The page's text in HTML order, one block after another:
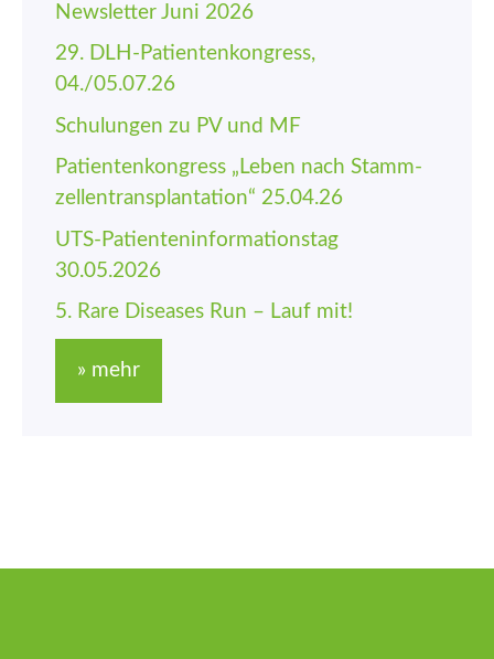
Newsletter Juni 2026
29. DLH-Patienten­kongress,
04./05.07.26
Schulungen zu PV und MF
Patienten­kongress „Leben nach Stamm­
zellen­trans­plantation“ 25.04.26
UTS-Patienten­informations­tag
30.05.2026
5. Rare Diseases Run – Lauf mit!
» mehr